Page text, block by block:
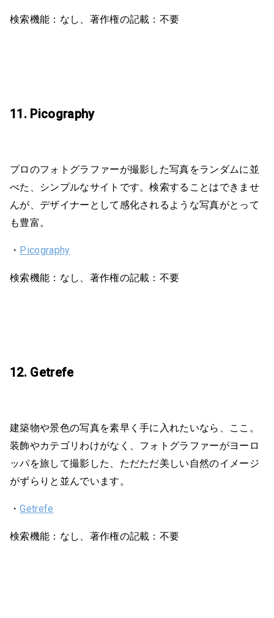
検索機能：なし、著作権の記載：不要
11. Picography
プロのフォトグラファーが撮影した写真をランダムに並
べた、シンプルなサイトです。検索することはできませ
んが、デザイナーとして感化されるような写真がとって
も豊富。
・ Picography
検索機能：なし、著作権の記載：不要
12. Getrefe
建築物や景色の写真を素早く手に入れたいなら、ここ。
装飾やカテゴリわけがなく、フォトグラファーがヨーロ
ッパを旅して撮影した、ただただ美しい自然のイメージ
がずらりと並んでいます。
・Getrefe
検索機能：なし、著作権の記載：不要